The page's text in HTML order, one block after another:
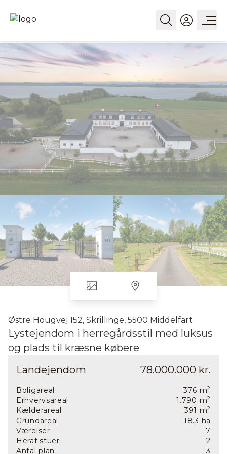
Østre Hougvej 152, Skrillinge, 5500 Middelfart
Lystejendom i herregårdsstil med luksus
og plads til kræsne købere
øverste klasse, hvor luksus og funktionalitet går hånd
imponerende 376 kvadratmeter boligareal, suppleret
af erhvervsarealer på 418 m2 samt en rummelig
kælder på 391 m2. Ejendommen blev opført i 2015 i en
charmerende herregårdsstil, der emmer af elegance
og eksklusivitet.
Når du træder ind gennem hoveddøren, mødes du af
Landejendom 78.000.000 kr.
Boligareal 376 m2
Erhvervsareal 1.790 m2
Kælderareal 391 m2
Grundareal 18.3 ha
Værelser
7
Heraf stuer
2
Antal plan
3